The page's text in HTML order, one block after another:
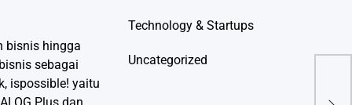
bisnis hingga
sebagai
ispossible! yaitu
Technology & Startups
Uncategorized